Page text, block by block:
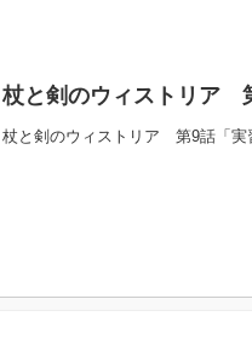
杖と剣のウィストリア
杖と剣のウィストリア 第9話「実